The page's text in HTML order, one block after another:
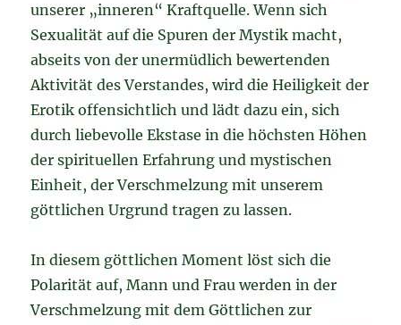
unserer „inneren“ Kraftquelle. Wenn sich
Sexualität auf die Spuren der Mystik macht,
abseits von der unermüdlich bewertenden
Aktivität des Verstandes, wird die Heiligkeit der
Erotik offensichtlich und lädt dazu ein, sich
durch liebevolle Ekstase in die höchsten Höhen
der spirituellen Erfahrung und mystischen
Einheit, der Verschmelzung mit unserem
göttlichen Urgrund tragen zu lassen.
In diesem göttlichen Moment löst sich die
Polarität auf, Mann und Frau werden in der
Verschmelzung mit dem Göttlichen zur